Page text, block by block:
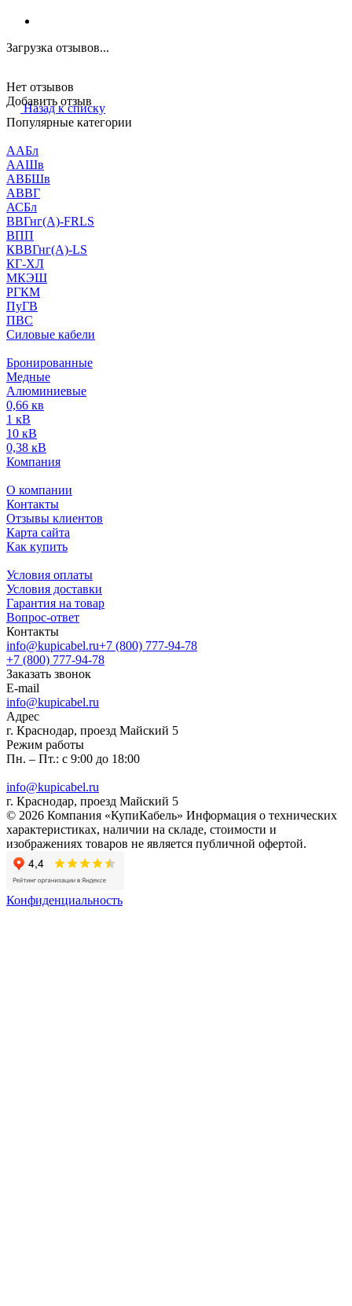
Загрузка отзывов...
Нет отзывов
Добавить отзыв
Назад к списку
Популярные категории
ААБл
ААШв
АВБШв
АВВГ
АСБл
ВВГнг(А)-FRLS
ВПП
КВВГнг(А)-LS
КГ-ХЛ
МКЭШ
РГКМ
ПуГВ
ПВС
Силовые кабели
Бронированные
Медные
Алюминиевые
0,66 кв
1 кВ
10 кВ
0,38 кВ
Компания
О компании
Контакты
Отзывы клиентов
Карта сайта
Как купить
Условия оплаты
Условия доставки
Гарантия на товар
Вопрос-ответ
Контакты
info@kupicabel.ru+7 (800) 777-94-78
+7 (800) 777-94-78
Заказать звонок
E-mail
info@kupicabel.ru
Адрес
г. Краснодар, проезд Майский 5
Режим работы
Пн. – Пт.: с 9:00 до 18:00
info@kupicabel.ru
г. Краснодар, проезд Майский 5
© 2026 Компания «КупиКабель» Информация о технических
характеристиках, наличии на складе, стоимости и
изображениях товаров не является публичной офертой.
Конфиденциальность